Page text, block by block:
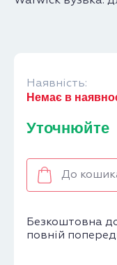
Наявність:
Немає в
Уточнюйте
До
Безкоштовна
повній